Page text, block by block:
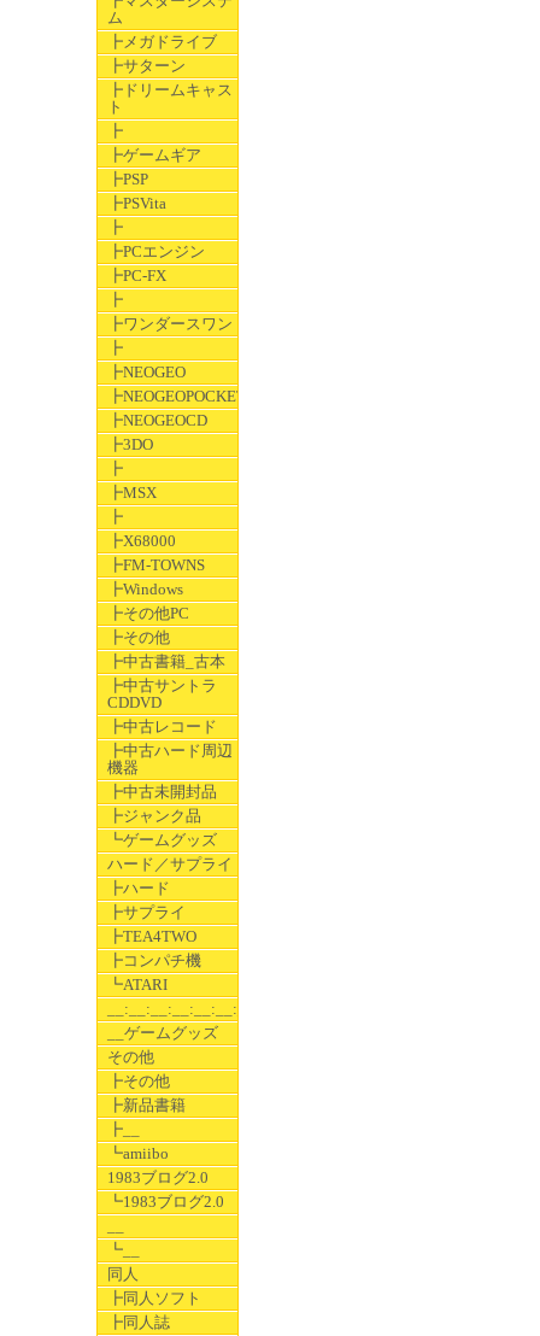
ム
┣メガドライブ
┣サターン
┣ドリームキャス
ト
┣
┣ゲームギア
┣PSP
┣PSVita
┣
┣PCエンジン
┣PC-FX
┣
┣ワンダースワン
┣
┣NEOGEO
┣NEOGEOPOCKET
┣NEOGEOCD
┣3DO
┣
┣MSX
┣
┣X68000
┣FM-TOWNS
┣Windows
┣その他PC
┣その他
┣中古書籍_古本
┣中古サントラ
CDDVD
┣中古レコード
┣中古ハード周辺
機器
┣中古未開封品
┣ジャンク品
┗ゲームグッズ
ハード／サプライ
┣ハード
┣サプライ
┣TEA4TWO
┣コンパチ機
┗ATARI
__:__:__:__:__:__:__
__ゲームグッズ
その他
┣その他
┣新品書籍
┣__
┗amiibo
1983ブログ2.0
┗1983ブログ2.0
┗__
同人
┣同人ソフト
┣同人誌